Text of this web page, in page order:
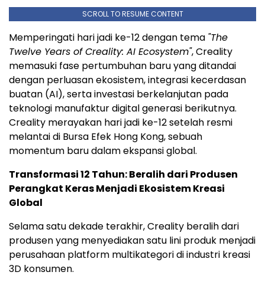
SCROLL TO RESUME CONTENT
Memperingati hari jadi ke-12 dengan tema "The
Twelve Years of Creality: AI Ecosystem", Creality
memasuki fase pertumbuhan baru yang ditandai
dengan perluasan ekosistem, integrasi kecerdasan
buatan (AI), serta investasi berkelanjutan pada
teknologi manufaktur digital generasi berikutnya.
Creality merayakan hari jadi ke-12 setelah resmi
melantai di Bursa Efek Hong Kong, sebuah
momentum baru dalam ekspansi global.
Transformasi 12 Tahun: Beralih dari Produsen
Perangkat Keras Menjadi Ekosistem Kreasi
Global
Selama satu dekade terakhir, Creality beralih dari
produsen yang menyediakan satu lini produk menjadi
perusahaan platform multikategori di industri kreasi
3D konsumen.